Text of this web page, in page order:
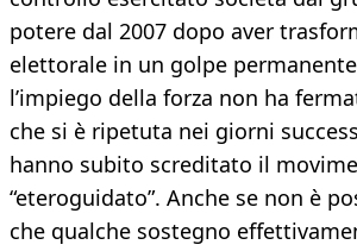
potere dal 2007 dopo aver
elettorale in un golpe
l’impiego della forza non ha
che si è ripetuta nei giorni
hanno subito screditato il
“eteroguidato”. Anche se non è
che qualche sostegno